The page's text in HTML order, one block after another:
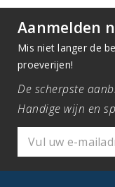
Aanmelden
Mis niet langer de
proeverijen!
De scherpste
Handige wijn en